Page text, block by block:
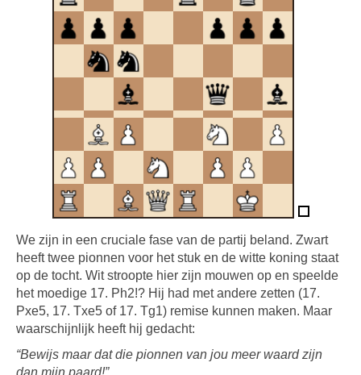
We zijn in een cruciale fase van de partij beland. Zwart
heeft twee pionnen voor het stuk en de witte koning staat
op de tocht. Wit stroopte hier zijn mouwen op en speelde
het moedige 17. Ph2!? Hij had met andere zetten (17.
Pxe5, 17. Txe5 of 17. Tg1) remise kunnen maken. Maar
waarschijnlijk heeft hij gedacht:
“Bewijs maar dat die pionnen van jou meer waard zijn
dan mijn paard!”